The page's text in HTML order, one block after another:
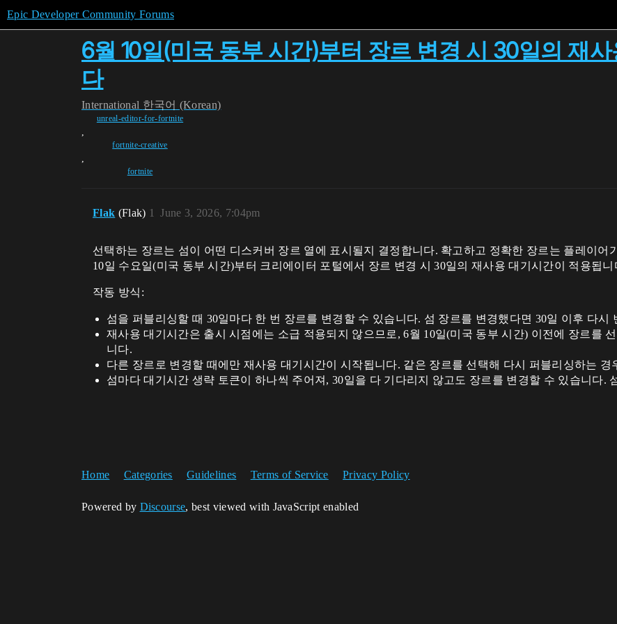
Epic Developer Community Forums
6월 10일(미국 동부 시간)부터 장르 변경 시 30일의 재
다
International 한국어 (Korean)
unreal-editor-for-fortnite
,
fortnite-creative
,
fortnite
Flak (Flak) June 3, 2026, 7:04pm
1
선택하는 장르는 섬이 어떤 디스커버 장르 열에 표시될지 결정합니다. 확고하고 정확한 장르는 플레이어
10일 수요일(미국 동부 시간)부터 크리에이터 포털에서 장르 변경 시 30일의 재사용 대기시간이 적용됩니
작동 방식:
섬을 퍼블리싱할 때 30일마다 한 번 장르를 변경할 수 있습니다. 섬 장르를 변경했다면 30일 이후 다시
재사용 대기시간은 출시 시점에는 소급 적용되지 않으므로, 6월 10일(미국 동부 시간) 이전에 장르를
니다.
다른 장르로 변경할 때에만 재사용 대기시간이 시작됩니다. 같은 장르를 선택해 다시 퍼블리싱하는
섬마다 대기시간 생략 토큰이 하나씩 주어져, 30일을 다 기다리지 않고도 장르를 변경할 수 있습니다.
Home Categories Guidelines Terms of Service Privacy Policy
Powered by Discourse, best viewed with JavaScript enabled